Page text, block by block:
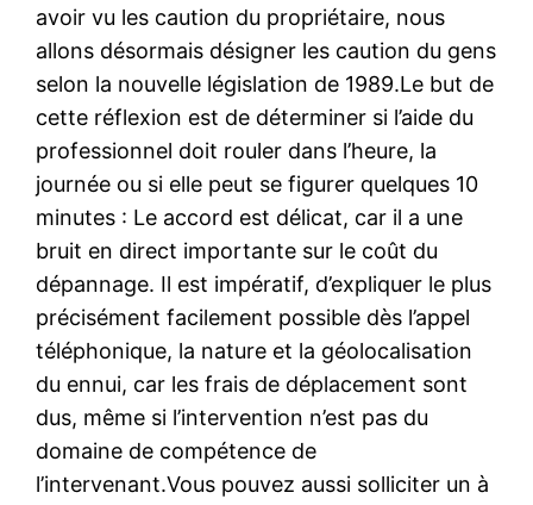
avoir vu les caution du propriétaire, nous
allons désormais désigner les caution du gens
selon la nouvelle législation de 1989.Le but de
cette réflexion est de déterminer si l’aide du
professionnel doit rouler dans l’heure, la
journée ou si elle peut se figurer quelques 10
minutes : Le accord est délicat, car il a une
bruit en direct importante sur le coût du
dépannage. Il est impératif, d’expliquer le plus
précisément facilement possible dès l’appel
téléphonique, la nature et la géolocalisation
du ennui, car les frais de déplacement sont
dus, même si l’intervention n’est pas du
domaine de compétence de
l’intervenant.Vous pouvez aussi solliciter un à